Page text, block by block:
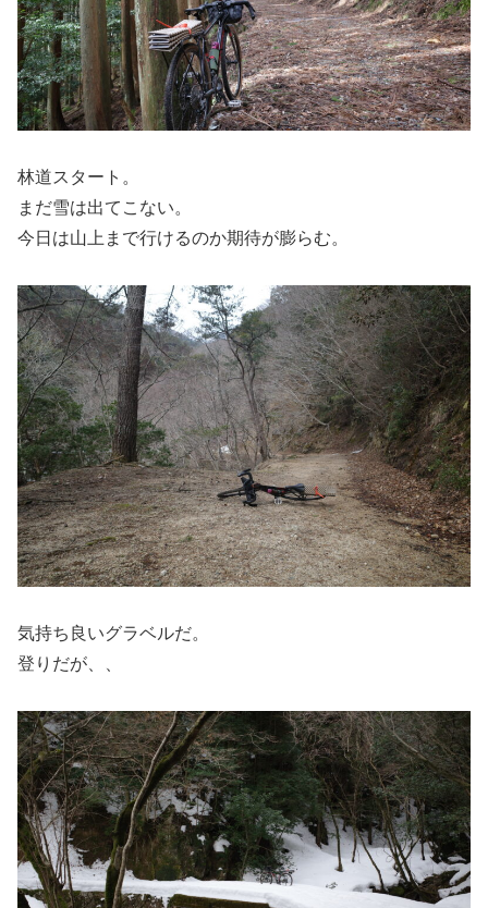
林道スタート。
まだ雪は出てこない。
今日は山上まで行けるのか期待が膨らむ。
気持ち良いグラベルだ。
登りだが、、